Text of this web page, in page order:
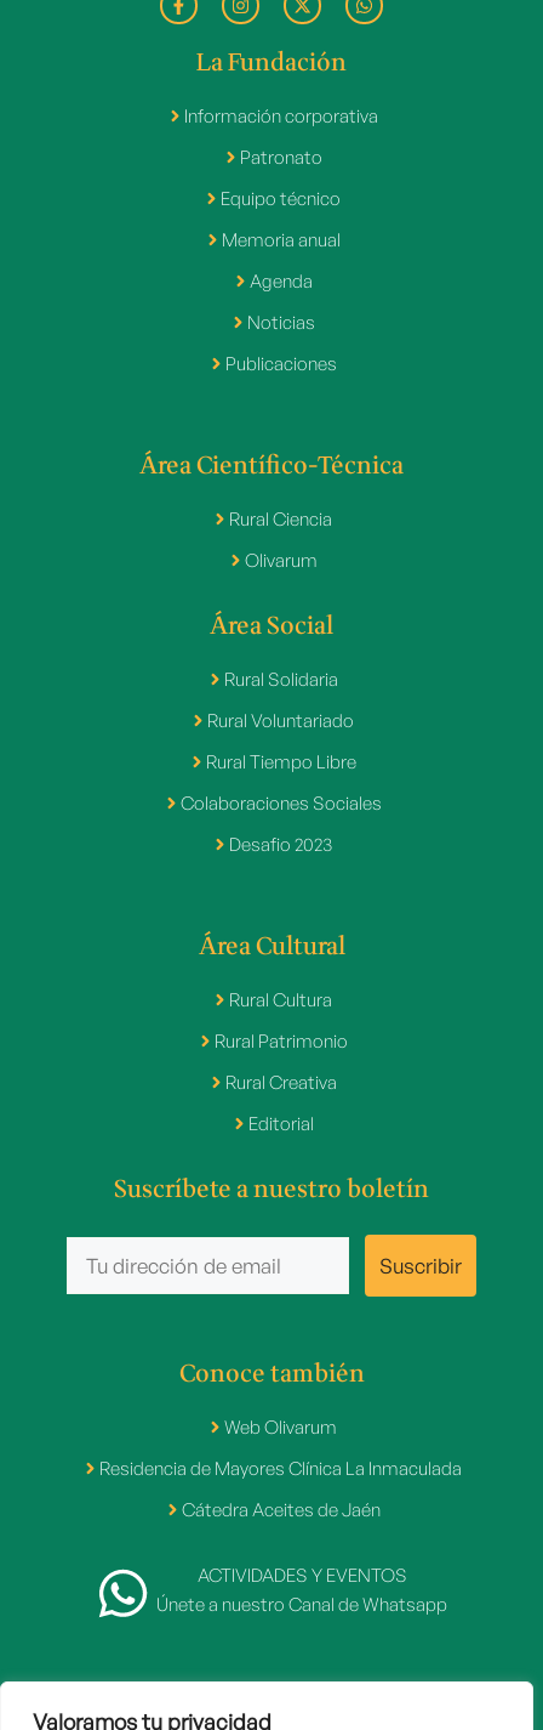
Valoramos tu privacidad
La Fundación
Información corporativa
Patronato
Equipo técnico
Memoria anual
Agenda
Noticias
Publicaciones
Área Científico-Técnica
Rural Ciencia
Olivarum
Área Social
Rural Solidaria
Rural Voluntariado
Rural Tiempo Libre
Colaboraciones Sociales
Desafio 2023
Área Cultural
Rural Cultura
Rural Patrimonio
Rural Creativa
Editorial
Suscríbete a nuestro boletín
Conoce también
Web Olivarum
Residencia de Mayores Clínica La Inmaculada
Cátedra Aceites de Jaén
ACTIVIDADES Y EVENTOS
Únete a nuestro Canal de Whatsapp
2007 - 2026 © Fundación Caja Rural de Jaén